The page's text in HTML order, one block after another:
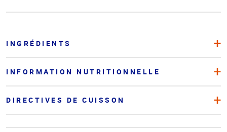
INGRÉDIENTS
INFORMATION NUTRITIONNELLE
DIRECTIVES DE CUISSON